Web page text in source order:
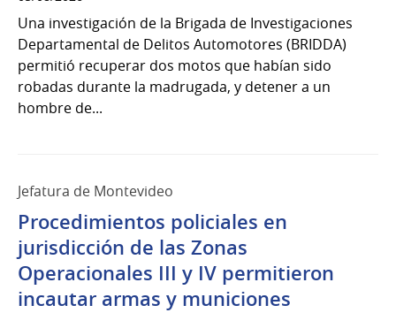
Una investigación de la Brigada de Investigaciones
Departamental de Delitos Automotores (BRIDDA)
permitió recuperar dos motos que habían sido
robadas durante la madrugada, y detener a un
hombre de...
Jefatura de Montevideo
Procedimientos policiales en
jurisdicción de las Zonas
Operacionales III y IV permitieron
incautar armas y municiones